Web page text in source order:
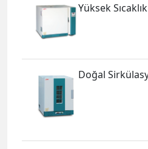
Yüksek
Doğal